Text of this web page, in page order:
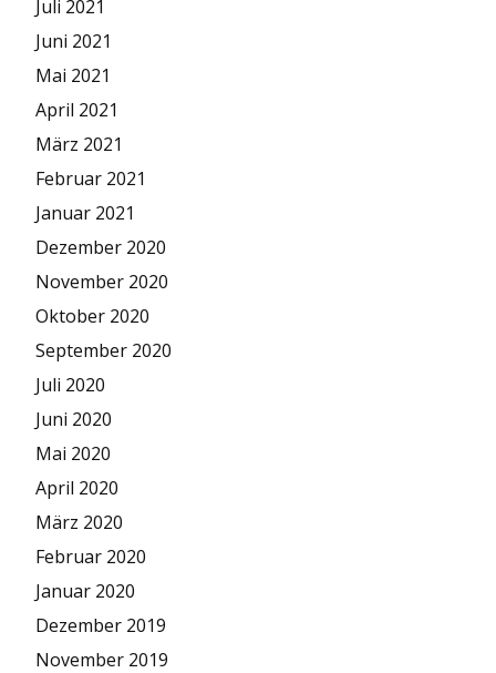
Juli 2021
Juni 2021
Mai 2021
April 2021
März 2021
Februar 2021
Januar 2021
Dezember 2020
November 2020
Oktober 2020
September 2020
Juli 2020
Juni 2020
Mai 2020
April 2020
März 2020
Februar 2020
Januar 2020
Dezember 2019
November 2019